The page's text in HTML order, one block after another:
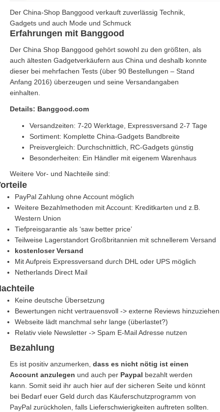
Der China-Shop Banggood verkauft zuverlässig Technik,
Gadgets und auch Mode und Schmuck
Erfahrungen mit Banggood
Der China Shop Banggood gehört sowohl zu den größten, als
auch ältesten Gadgetverkäufern aus China und deshalb konnte
dieser bei mehrfachen Tests (über 90 Bestellungen – Stand
Anfang 2016) überzeugen und seine Versandangaben
einhalten.
Details: Banggood.com
Versandzeiten: 7-20 Werktage, Expressversand 2-7 Tage
Sortiment: Komplette China-Gadgets Bandbreite
Preisvergleich: Durchschnittlich, RC-Gadgets günstig
Besonderheiten: Ein Händler mit eigenem Warenhaus
Weitere Vor- und Nachteile sind:
PayPal Zahlung ohne Account möglich
Weitere Bezahlmethoden mit Account: Kreditkarten und z.B.
Western Union
Tiefpreisgarantie als ‘saw better price’
Teilweise Lagerstandort Großbritannien mit schnellerem Versand
kostenloser Versand
Mit Aufpreis Expressversand durch DHL oder UPS möglich
Netherlands Direct Mail
Keine deutsche Übersetzung
Bewertungen nicht vertrauensvoll -> externe Reviews hinzuziehen
Webseite lädt manchmal sehr lange (überlastet?)
Relativ viele Newsletter -> Spam E-Mail Adresse nutzen
Bezahlung
Es ist positiv anzumerken, dass es nicht nötig ist einen
Account anzulegen und auch per Paypal bezahlt werden
kann. Somit seid ihr auch hier auf der sicheren Seite und könnt
bei Bedarf euer Geld durch das Käuferschutzprogramm von
PayPal zurückholen, falls Lieferschwierigkeiten auftreten sollten.